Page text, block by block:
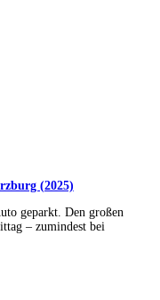
(2025)
geparkt. Den großen
– zumindest bei